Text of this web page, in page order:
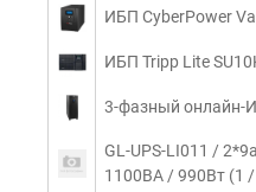
ИБП CyberPower
ИБП Tripp Lite
3-фазный онлайн-
GL-UPS-LI011 /
1100ВА / 990Вт (1